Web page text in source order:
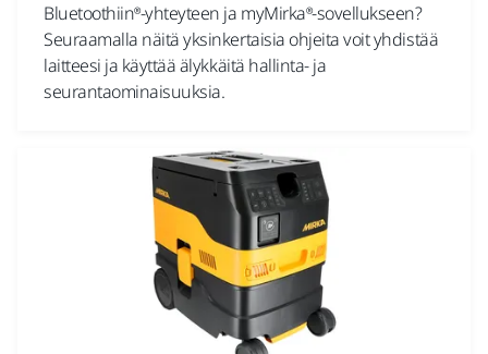
Bluetoothiin®-yhteyteen ja myMirka®-sovellukseen?
Seuraamalla näitä yksinkertaisia ​​ohjeita voit yhdistää
laitteesi ja käyttää älykkäitä hallinta- ja
seurantaominaisuuksia.